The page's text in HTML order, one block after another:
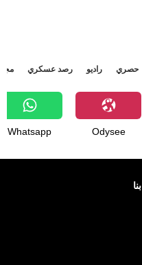
حصري راديو رصد عسكري
Odysee
Whatsapp